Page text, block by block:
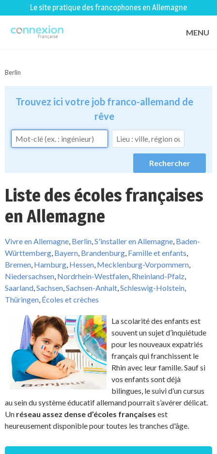
Le site pratique des francophones en Allemagne
MENU
Berlin
Trouvez ici votre job franco-allemand de
rêve
Liste des écoles françaises
en Allemagne
Vivre en Allemagne, Berlin,S'installer en Allemagne, Baden-
Württemberg, Bayern, Brandenburg, Famille et enfants,
Bremen, Hamburg, Hessen, Mecklenburg-Vorpommern,
Niedersachsen, Nordrhein-Westfalen, Rheinland-Pfalz,
Saarland,Sachsen,Sachsen-Anhalt,Schleswig-Holstein,
Thüringen, Écoles et crèches
La scolarité des enfants est
souvent un sujet d’inquiétude
pour les nouveaux expatriés
français qui franchissent le
Rhin avec leur famille. Sauf si
vos enfants sont déjà
bilingues, le suivi d’un cursus
au sein du système éducatif allemand pourrait s’avérer délicat.
Un réseau assez dense d’écoles françaises est
heureusement disponible pour toutes les tranches d'âge.